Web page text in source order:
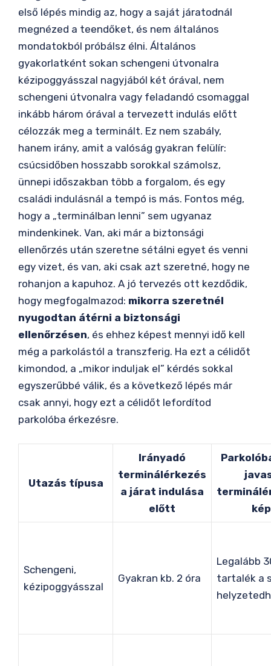
első lépés mindig az, hogy a saját járatodnál
megnézed a teendőket, és nem általános
mondatokból próbálsz élni. Általános
gyakorlatként sokan schengeni útvonalra
kézipoggyásszal nagyjából két órával, nem
schengeni útvonalra vagy feladandó csomaggal
inkább három órával a tervezett indulás előtt
célozzák meg a terminált. Ez nem szabály,
hanem irány, amit a valóság gyakran felülír:
csúcsidőben hosszabb sorokkal számolsz,
ünnepi időszakban több a forgalom, és egy
családi indulásnál a tempó is más. Fontos még,
hogy a „terminálban lenni” sem ugyanaz
mindenkinek. Van, aki már a biztonsági
ellenőrzés után szeretne sétálni egyet és venni
egy vizet, és van, aki csak azt szeretné, hogy ne
rohanjon a kapuhoz. A jó tervezés ott kezdődik,
hogy megfogalmazod: mikorra szeretnél
nyugodtan átérni a biztonsági
ellenőrzésen, és ehhez képest mennyi idő kell
még a parkolástól a transzferig. Ha ezt a célidőt
kimondod, a „mikor induljak el” kérdés sokkal
egyszerűbbé válik, és a következő lépés már
csak annyi, hogy ezt a célidőt lefordítod
parkolóba érkezésre.
Utazás típusa
Irányadó
terminálérkezés
a járat indulása
előtt
Schengeni,
kézipoggyásszal
Gyakran kb. 2 óra
Legalább
tartalék a